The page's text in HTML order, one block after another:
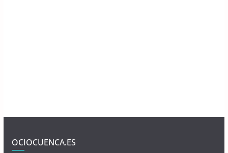
OCIOCUENCA.ES